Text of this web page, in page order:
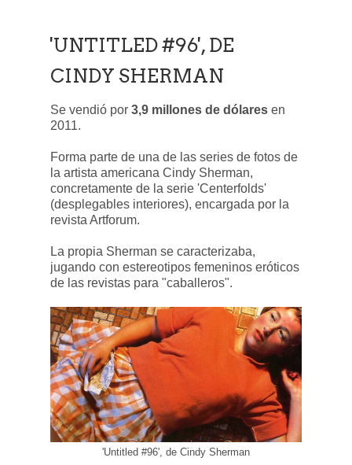
'UNTITLED #96', DE
CINDY SHERMAN
Se vendió por 3,9 millones de dólares en
2011.
Forma parte de una de las series de fotos de
la artista americana Cindy Sherman,
concretamente de la serie 'Centerfolds'
(desplegables interiores), encargada por la
revista Artforum.
La propia Sherman se caracterizaba,
jugando con estereotipos femeninos eróticos
de las revistas para "caballeros".
'Untitled #96', de Cindy Sherman